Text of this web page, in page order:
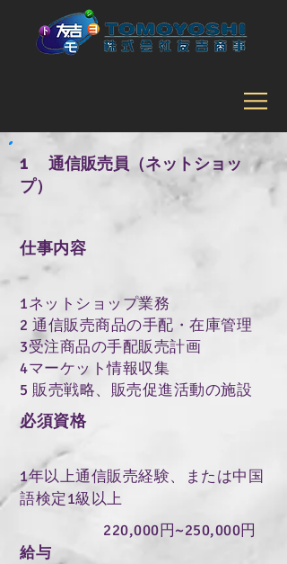
1 通信販売員（ネットショッ
プ）
仕事内容
1ネットショップ業務
2 通信販売商品の手配・在庫管理
3受注商品の手配販売計画
4マーケット情報収集
5 販売戦略、販売促進活動の施設
必須資格
1年以上通信販売経験、または中国
語検定1級以上
220,000円~250,000円
給与